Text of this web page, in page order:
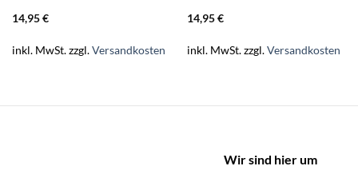
14,95€
inkl. MwSt.zzgl.Versandkosten
14,95€
inkl. MwSt.zzgl.Versandkosten
Wir sind hier um